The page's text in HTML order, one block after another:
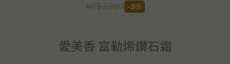
NT$2,980 -3%
愛美香 富勒烯鑽石霜